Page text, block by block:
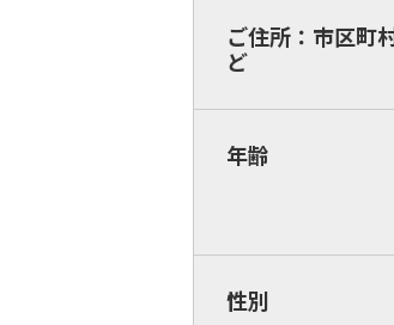
ご住所：市区町
ど
年齢
性別